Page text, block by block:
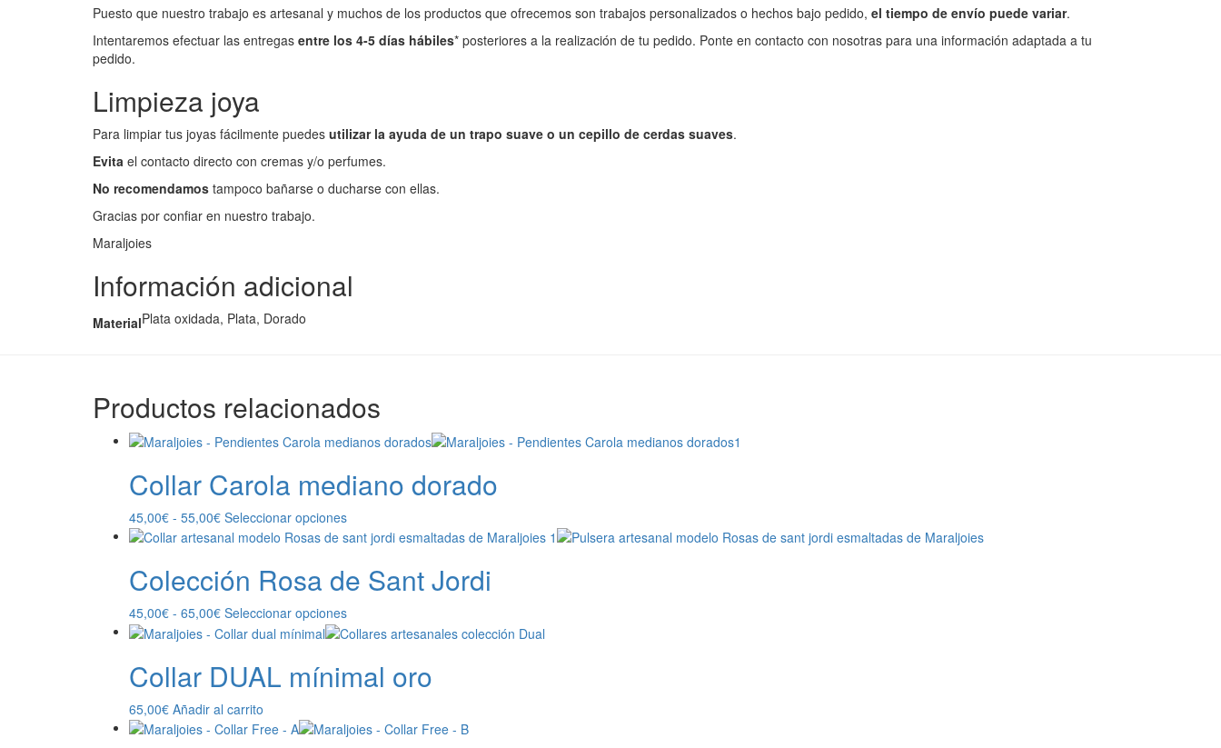
Puesto que nuestro trabajo es artesanal y muchos de los productos que ofrecemos son trabajos personalizados o hechos bajo pedido, el tiempo de envío puede variar.
Intentaremos efectuar las entregas entre los 4-5 días hábiles* posteriores a la realización de tu pedido. Ponte en contacto con nosotras para una información adaptada a tu
pedido.
Limpieza joya
Para limpiar tus joyas fácilmente puedes utilizar la ayuda de un trapo suave o un cepillo de cerdas suaves.
Evita el contacto directo con cremas y/o perfumes.
No recomendamos tampoco bañarse o ducharse con ellas.
Gracias por confiar en nuestro trabajo.
Maraljoies
Información adicional
MaterialPlata oxidada, Plata, Dorado
Productos relacionados
Collar Carola mediano dorado
45,00€ - 55,00€Rango
de
desde
45,00€
hasta
55,00€
Seleccionar opcionesEste
producto
múltiples
variantes.
opciones
se
elegir
página
Colección Rosa de Sant Jordi
45,00€ - 65,00€Rango
de
desde
45,00€
hasta
65,00€
Seleccionar opcionesEste
producto
múltiples
variantes.
opciones
se
Collar DUAL mínimal oro
65,00€ Añadir al carrito